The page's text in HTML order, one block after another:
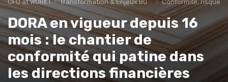
CFO at WORK ! Transformation & Enjeux Business Conformité, risques
DORA en vigueur depuis 16
mois : le chantier de
conformité qui patine dans
les directions financières